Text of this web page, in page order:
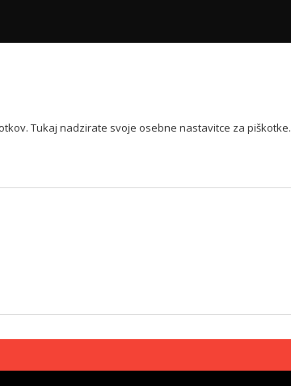
Tukaj nadzirate svoje osebne nastavitce za piškotke.